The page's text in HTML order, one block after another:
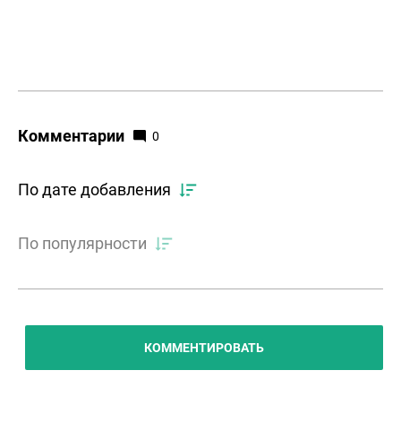
Комментарии 0
По дате добавления
По популярности
КОММЕНТИРОВАТЬ